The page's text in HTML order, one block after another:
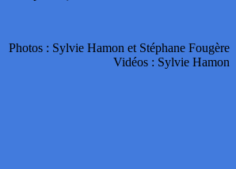
Photos : Sylvie Hamon et Stéphane Fougère
Vidéos : Sylvie Hamon